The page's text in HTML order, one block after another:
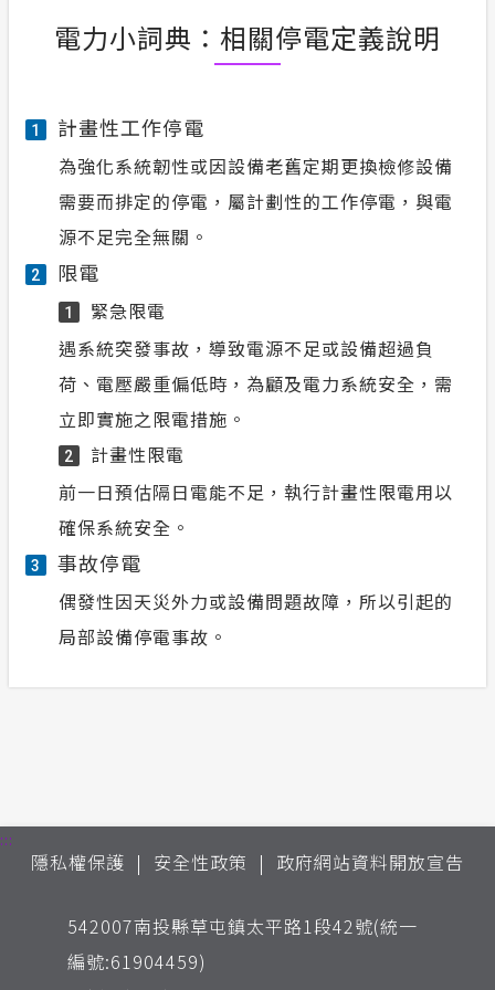
電力小詞典：相關停電定義說明
1 計畫性工作停電
為強化系統韌性或因設備老舊定期更換檢修設備
需要而排定的停電，屬計劃性的工作停電，與電
源不足完全無關。
2 限電
1
緊急限電
遇系統突發事故，導致電源不足或設備超過負
荷、電壓嚴重偏低時，為顧及電力系統安全，需
立即實施之限電措施。
2
計畫性限電
前一日預估隔日電能不足，執行計畫性限電用以
確保系統安全。
3 事故停電
偶發性因天災外力或設備問題故障，所以引起的
局部設備停電事故。
:::
隱私權保護 安全性政策 政府網站資料開放宣告
542007南投縣草屯鎮太平路1段42號(統一
編號:61904459)